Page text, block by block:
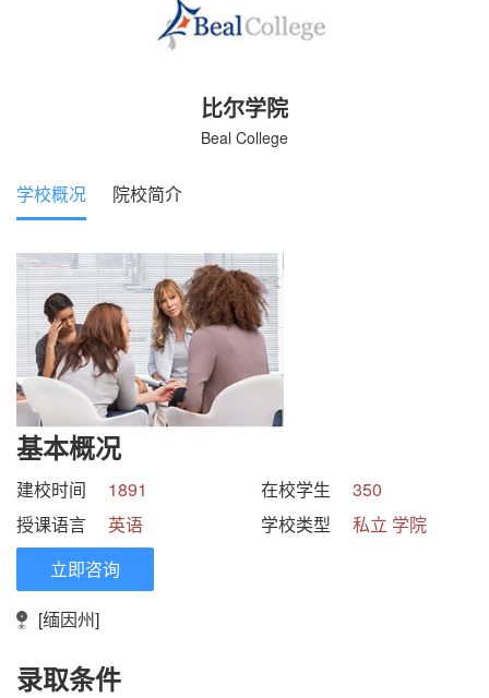
比尔学院
Beal College
学校概况 院校简介
基本概况
建校时间 1891 在校学生
350
授课语言
英语 学校类型
私立 学院
立即咨询
[缅因州]
录取条件